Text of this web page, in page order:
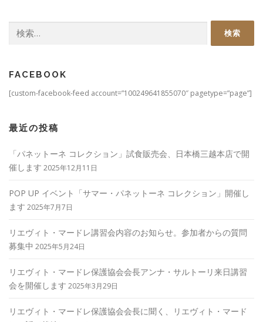
索:
FACEBOOK
[custom-facebook-feed account=”100249641855070″ pagetype=”page”]
最近の投稿
「パネットーネ コレクション」試食販売会、日本橋三越本店で開
催します 2025年12月11日
POP UP イベント「サマー・パネットーネ コレクション」開催し
ます 2025年7月7日
リエヴィト・マードレ講習会内容のお知らせ。参加者からの質問
募集中 2025年5月24日
リエヴィト・マードレ保護協会会長アンナ・サルトーリ来日講習
会を開催します 2025年3月29日
リエヴィト・マードレ保護協会会長に聞く、リエヴィト・マード